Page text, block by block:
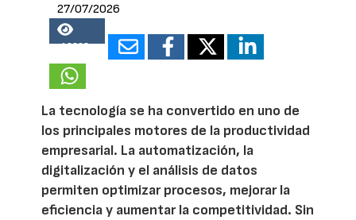
27/07/2026
16298
La tecnología se ha convertido en uno de
los principales motores de la productividad
empresarial. La automatización, la
digitalización y el análisis de datos
permiten optimizar procesos, mejorar la
eficiencia y aumentar la competitividad. Sin